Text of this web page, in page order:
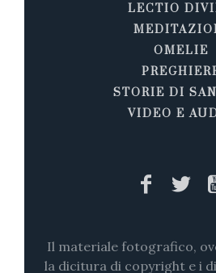
LECTIO
OMELIE
STORIE DI
VIDEO E
Il materiale fotografico,
la dicitura di copyright e i